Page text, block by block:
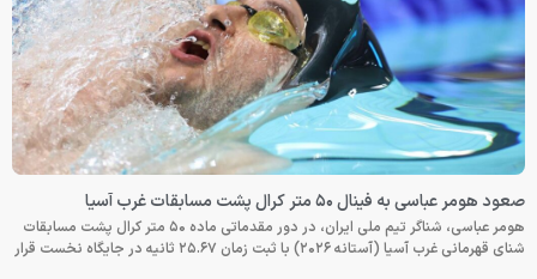
صعود هومر عباسی به فینال ۵۰ متر کرال پشت مسابقات غرب آسیا
هومر عباسی، شناگر تیم ملی ایران، در دور مقدماتی ماده ۵۰ متر کرال پشت مسابقات
شنای قهرمانی غرب آسیا (آستانه ۲۰۲۶) با ثبت زمان ۲۵.۶۷ ثانیه در جایگاه نخست قرار